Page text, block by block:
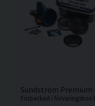
Sundström Premium